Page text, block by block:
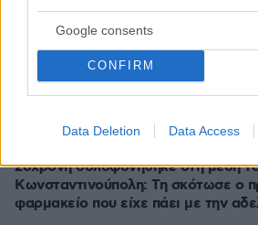
Google consents
CONFIRM
Data Deletion Data Access
Επάγγελμα βουλευτής: το «ηθικό»
«πλεονέκτημα»
πριν 19 λεπτά
Φωτιά σε εγκαταλελειμμένο
26χρονη δολοφονήθηκε στη μέση
Κωνσταντινούπολη: Τη σκότωσε ο
φαρμακείο που είχε πάει με την